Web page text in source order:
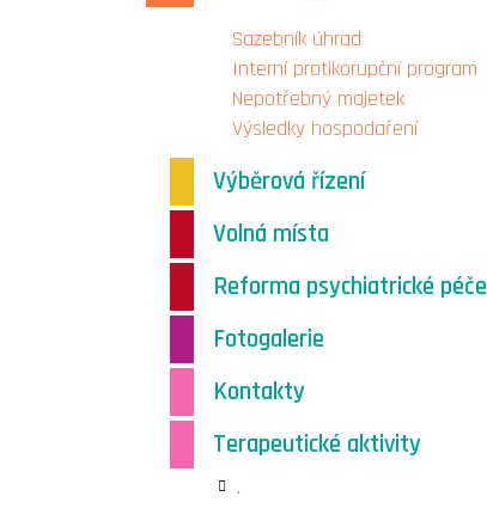
Sazebník úhrad
Interní protikorupční program
Nepotřebný majetek
Výsledky hospodaření
Výběrová řízení
Volná místa
Reforma psychiatrické péče
Fotogalerie
Kontakty
Terapeutické aktivity
.